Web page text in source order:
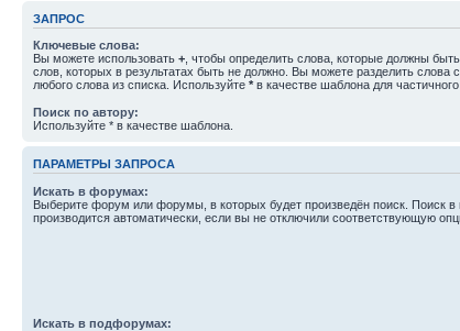
ЗАПРОС
Ключевые слова:
Вы можете использовать + , чтобы определить слова, которые должны
слов, которых в результатах быть не должно. Вы можете разделить слова
любого слова из списка. Используйте * в качестве шаблона для
Поиск по автору:
Используйте * в качестве шаблона.
ПАРАМЕТРЫ ЗАПРОСА
Искать в форумах:
Выберите форум или форумы, в которых будет произведён поиск. Поиск
производится автоматически, если вы не отключили соответствующую
Искать в подфорумах: